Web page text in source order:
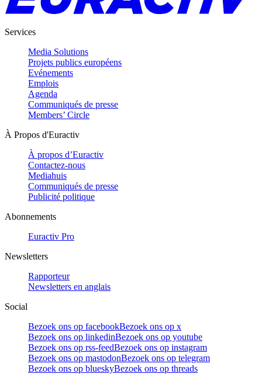
Services
Media Solutions
Projets publics européens
Evénements
Emplois
Agenda
Communiqués de presse
Members’ Circle
À Propos d'Euractiv
À propos d’Euractiv
Contactez-nous
Mediahuis
Communiqués de presse
Publicité politique
Abonnements
Euractiv Pro
Newsletters
Rapporteur
Newsletters en anglais
Social
Bezoek ons op facebookBezoek ons op x
Bezoek ons op linkedinBezoek ons op youtube
Bezoek ons op rss-feedBezoek ons op instagram
Bezoek ons op mastodonBezoek ons op telegram
Bezoek ons op blueskyBezoek ons op threads